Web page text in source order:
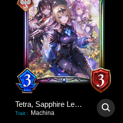
Tetra, Sapphire Leader
Trait : Machina